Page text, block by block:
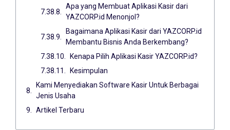
Apa yang Membuat Aplikasi Kasir dari
YAZCORP.id Menonjol?
Bagaimana Aplikasi Kasir dari YAZCORP.id
Membantu Bisnis Anda Berkembang?
Kenapa Pilih Aplikasi Kasir YAZCORP.id?
Kesimpulan
Kami Menyediakan Software Kasir Untuk Berbagai
Jenis Usaha
Artikel Terbaru